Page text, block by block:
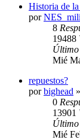
Historia de
por
8
19488
Último
Mié
repuestos?
porbighead »
0
13901
Último
Mié